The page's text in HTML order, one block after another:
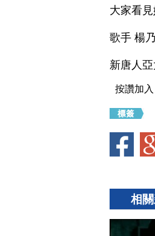
大家看見
歌手 楊
新唐人
按讚加入
相